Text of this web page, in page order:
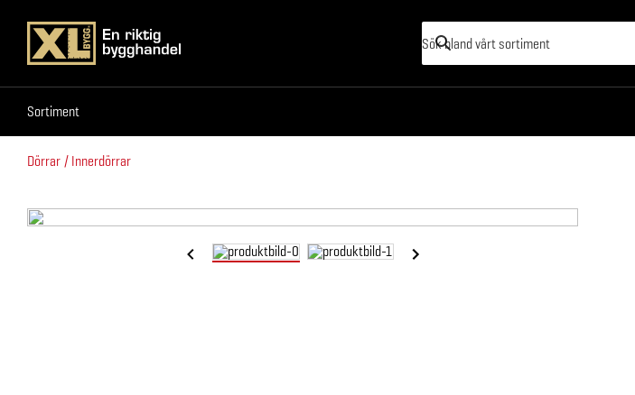
Sortiment
Sortiment
Dörrar Innerdörrar